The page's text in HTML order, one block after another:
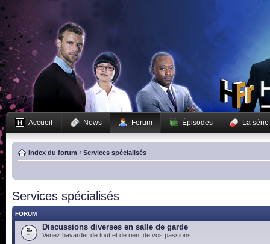
Accueil News Forum Épisodes La série
Index du forum ‹ Services spécialisés
Services spécialisés
FORUM
Discussions diverses en salle de garde
Venez bavarder de tout et de rien, de vos passions...